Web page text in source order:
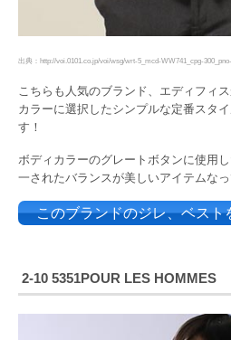
出典：http://voi.0101.co.jp/voi/wsg/wrt-5_mcd-WW741_cpg-
こちらも人気のブランド、エディフィ
カラーに選択したシンプルな定番スタ
す！
ボディカラーのグレートボタンに使用
一されたバランスが美しいアイテムなっ
このブランドのジレ、ベスト
2-10 5351POUR LES HOMMES